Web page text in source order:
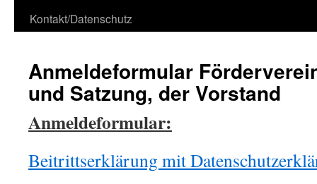
Inhalt
Kontakt/Datenschutz
Anmeldeformular
und Satzung, der Vorstand
Anmeldeformular:
Beitrittserklärung mit